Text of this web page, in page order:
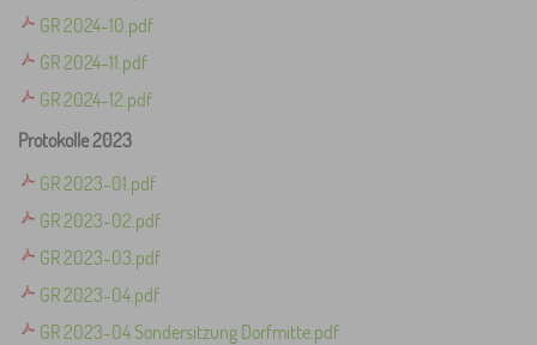
GR 2024-10.pdf
GR 2024-11.pdf
GR 2024-12.pdf
Protokolle 2023
GR 2023-01.pdf
GR 2023-02.pdf
GR 2023-03.pdf
GR 2023-04.pdf
GR 2023-04 Sondersitzung Dorfmitte.pdf